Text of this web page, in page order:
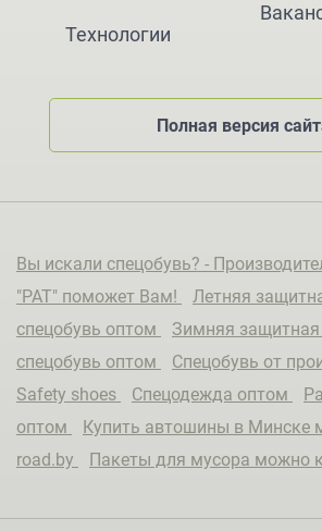
Технологии
Полная версия
Вы искали спецобувь? -
"РАТ" поможет Вам!
Летняя
спецобувь оптом
Зимняя защитная
спецобувь оптом
Спецобувь от
Safety shoes
Спецодежда оптом
оптом
Купить автошины в Минске
road.by
Пакеты для мусора можно